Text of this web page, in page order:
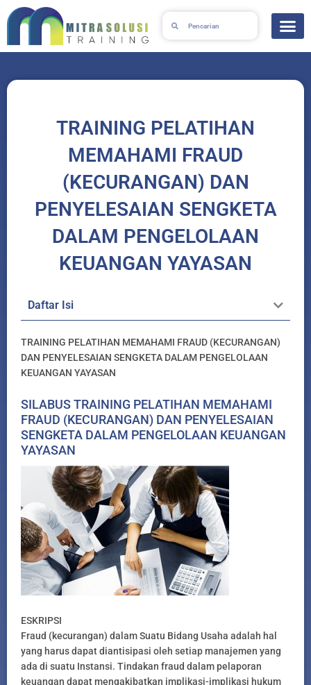
Lewati
ke
TRAINING PELATIHAN
MEMAHAMI FRAUD
(KECURANGAN) DAN
PENYELESAIAN SENGKETA
DALAM PENGELOLAAN
KEUANGAN YAYASAN
Daftar Isi
TRAINING PELATIHAN MEMAHAMI FRAUD (KECURANGAN)
DAN PENYELESAIAN SENGKETA DALAM PENGELOLAAN
KEUANGAN YAYASAN
SILABUS TRAINING PELATIHAN MEMAHAMI
FRAUD (KECURANGAN) DAN PENYELESAIAN
SENGKETA DALAM PENGELOLAAN KEUANGAN
YAYASAN
ESKRIPSI
Fraud (kecurangan) dalam Suatu Bidang Usaha adalah hal
yang harus dapat diantisipasi oleh setiap manajemen yang
ada di suatu Instansi. Tindakan fraud dalam pelaporan
keuangan dapat mengakibatkan implikasi-implikasi hukum